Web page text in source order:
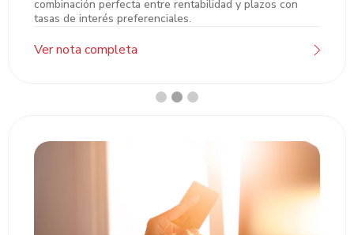
combinación perfecta entre rentabilidad y plazos con
tasas de interés preferenciales.
Ver nota completa